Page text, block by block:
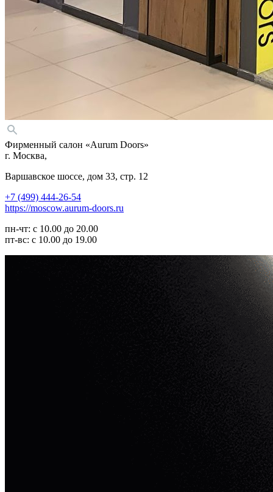
Фирменный салон «Aurum Doors»
г. Москва,
Варшавское шоссе, дом 33, стр. 12
+7 (499) 444-26-54
https://moscow.aurum-doors.ru
пн-чт: с 10.00 до 20.00
пт-вс: с 10.00 до 19.00